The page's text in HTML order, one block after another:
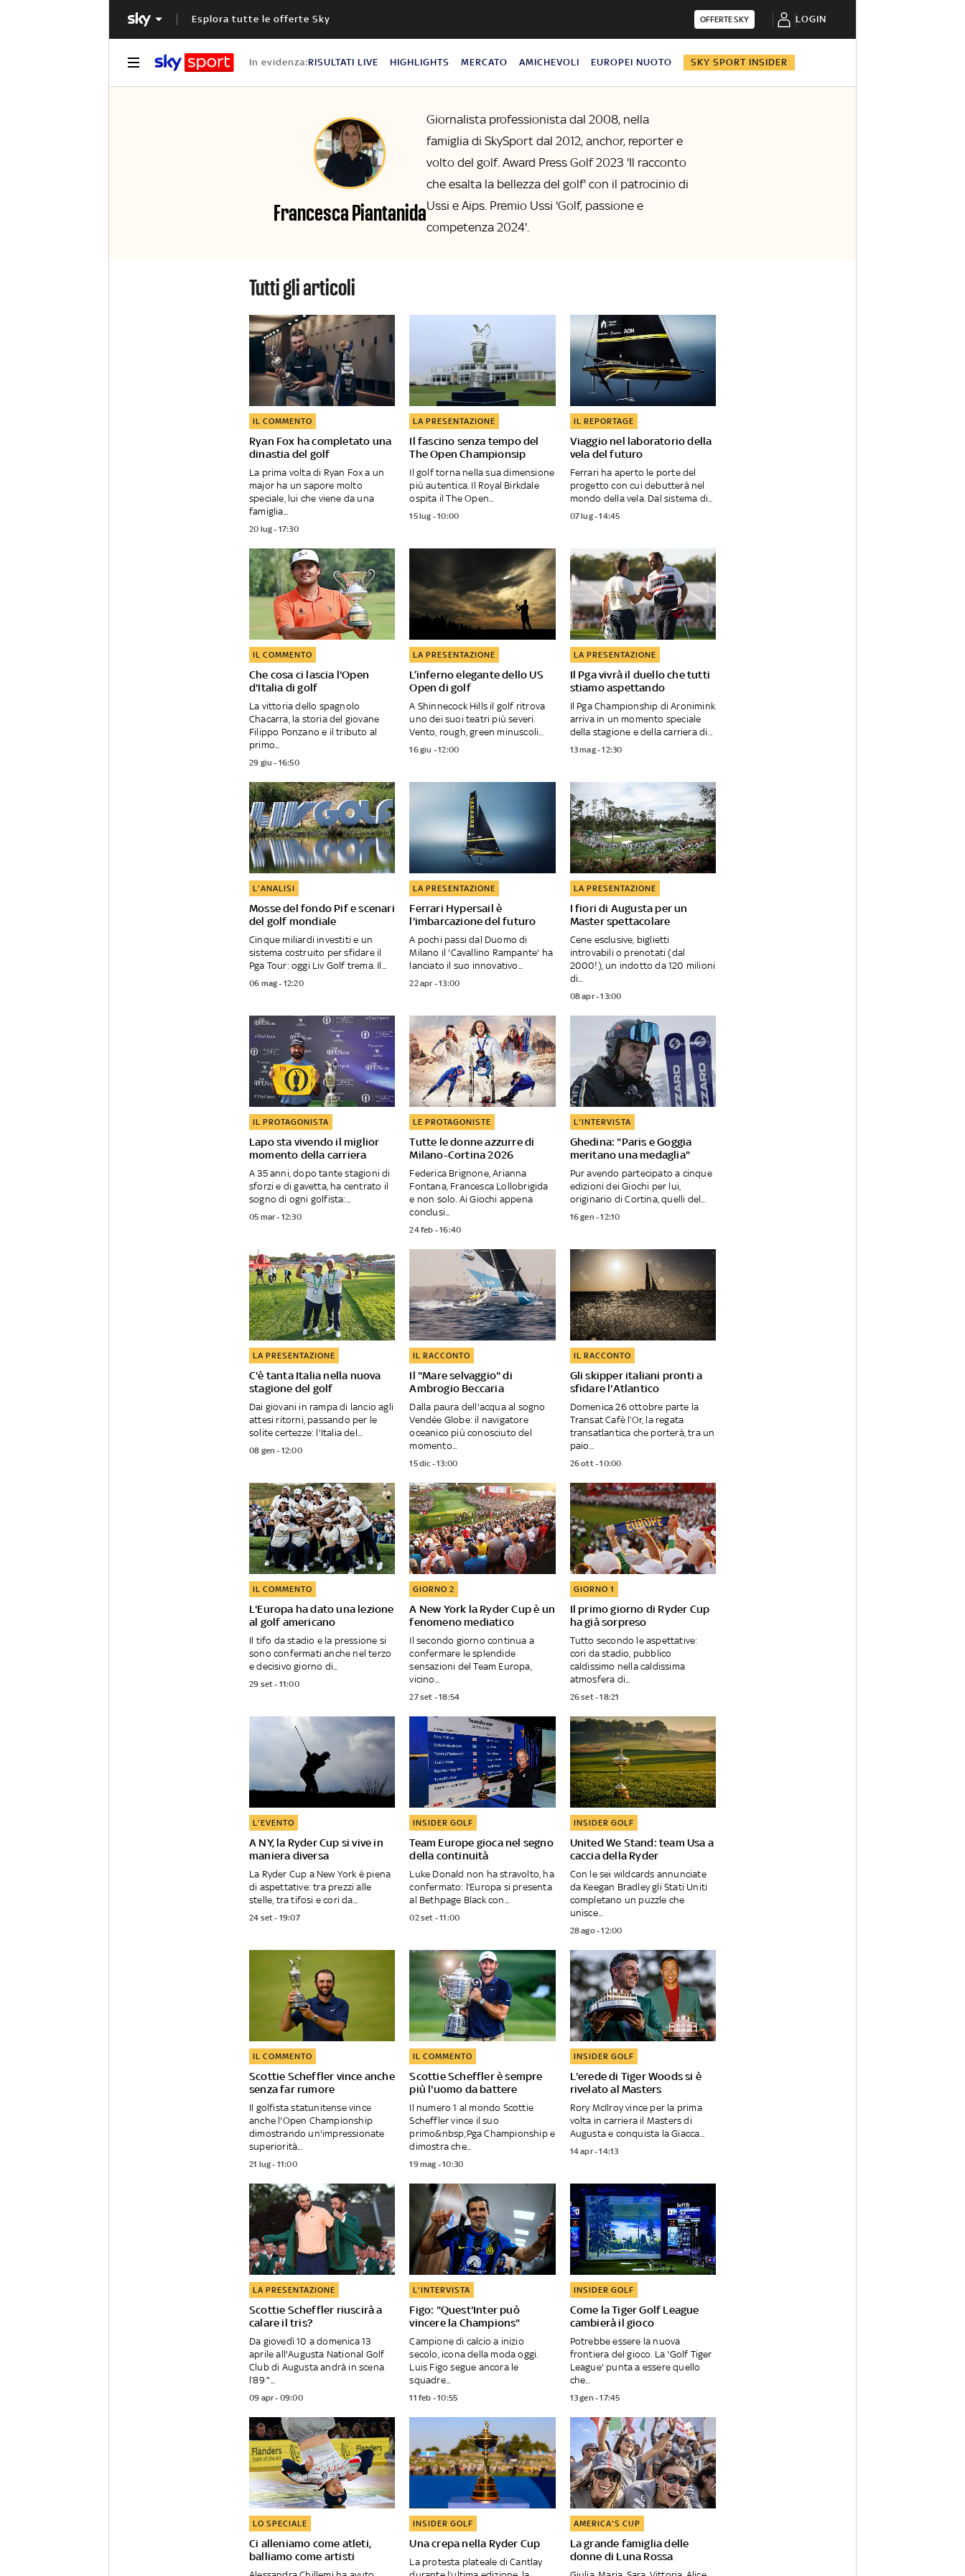
Esplora tutte le offerte Sky OFFERTE SKY LOGIN
In evidenza:RISULTATI LIVE HIGHLIGHTS MERCATO AMICHEVOLI EUROPEI NUOTO SKY SPORT INSIDER
Francesca Piantanida
Giornalista professionista dal 2008, nella
famiglia di SkySport dal 2012, anchor, reporter e
volto del golf. Award Press Golf 2023 'Il racconto
che esalta la bellezza del golf' con il patrocinio di
Ussi e Aips. Premio Ussi 'Golf, passione e
competenza 2024'.
tutti gli articoli
Ryan Fox ha completato una
dinastia del golf
IL COMMENTO
La prima volta di Ryan Fox a un
major ha un sapore molto
speciale, lui che viene da una
famiglia...
20 lug - 17:30
Il fascino senza tempo del
The Open Championsip
LA PRESENTAZIONE
Il golf torna nella sua dimensione
più autentica. Il Royal Birkdale
ospita il The Open...
15 lug - 10:00
Viaggio nel laboratorio della
vela del futuro
IL REPORTAGE
Ferrari ha aperto le porte del
progetto con cui debutterà nel
mondo della vela. Dal sistema di...
07 lug - 14:45
Che cosa ci lascia l'Open
d'Italia di golf
IL COMMENTO
La vittoria dello spagnolo
Chacarra, la storia del giovane
Filippo Ponzano e il tributo al
primo...
29 giu - 16:50
L’inferno elegante dello US
Open di golf
LA PRESENTAZIONE
A Shinnecock Hills il golf ritrova
uno dei suoi teatri più severi.
Vento, rough, green minuscoli...
16 giu - 12:00
Il Pga vivrà il duello che tutti
stiamo aspettando
LA PRESENTAZIONE
Il Pga Championship di Aronimink
arriva in un momento speciale
della stagione e della carriera di...
13 mag - 12:30
Mosse del fondo Pif e scenari
del golf mondiale
L'ANALISI
Cinque miliardi investiti e un
sistema costruito per sfidare il
Pga Tour: oggi Liv Golf trema. Il...
06 mag - 12:20
Ferrari Hypersail è
l'imbarcazione del futuro
LA PRESENTAZIONE
A pochi passi dal Duomo di
Milano il 'Cavallino Rampante' ha
lanciato il suo innovativo...
22 apr - 13:00
I fiori di Augusta per un
Master spettacolare
LA PRESENTAZIONE
Cene esclusive, biglietti
introvabili o prenotati (dal
2000!), un indotto da 120 milioni
di...
08 apr - 13:00
Lapo sta vivendo il miglior
momento della carriera
IL PROTAGONISTA
A 35 anni, dopo tante stagioni di
sforzi e di gavetta, ha centrato il
sogno di ogni golfista:...
05 mar - 12:30
Tutte le donne azzurre di
Milano-Cortina 2026
LE PROTAGONISTE
Federica Brignone, Arianna
Fontana, Francesca Lollobrigida
e non solo. Ai Giochi appena
conclusi...
24 feb - 16:40
Ghedina: "Paris e Goggia
meritano una medaglia"
L'INTERVISTA
Pur avendo partecipato a cinque
edizioni dei Giochi per lui,
originario di Cortina, quelli del...
16 gen - 12:10
C'è tanta Italia nella nuova
stagione del golf
LA PRESENTAZIONE
Dai giovani in rampa di lancio agli
attesi ritorni, passando per le
solite certezze: l'Italia del...
08 gen - 12:00
Il "Mare selvaggio" di
Ambrogio Beccaria
IL RACCONTO
Dalla paura dell'acqua al sogno
Vendée Globe: il navigatore
oceanico più conosciuto del
momento...
15 dic - 13:00
Gli skipper italiani pronti a
sfidare l'Atlantico
IL RACCONTO
Domenica 26 ottobre parte la
Transat Cafè l’Or, la regata
transatlantica che porterà, tra un
paio...
26 ott - 10:00
L'Europa ha dato una lezione
al golf americano
IL COMMENTO
Il tifo da stadio e la pressione si
sono confermati anche nel terzo
e decisivo giorno di...
29 set - 11:00
A New York la Ryder Cup è un
fenomeno mediatico
GIORNO 2
Il secondo giorno continua a
confermare le splendide
sensazioni del Team Europa,
vicino...
27 set - 18:54
Il primo giorno di Ryder Cup
ha già sorpreso
GIORNO 1
Tutto secondo le aspettative:
cori da stadio, pubblico
caldissimo nella caldissima
atmosfera di...
26 set - 18:21
A NY, la Ryder Cup si vive in
maniera diversa
L'EVENTO
La Ryder Cup a New York è piena
di aspettative: tra prezzi alle
stelle, tra tifosi e cori da...
24 set - 19:07
Team Europe gioca nel segno
della continuità
INSIDER GOLF
Luke Donald non ha stravolto, ha
confermato: l’Europa si presenta
al Bethpage Black con...
02 set - 11:00
United We Stand: team Usa a
caccia della Ryder
INSIDER GOLF
Con le sei wildcards annunciate
da Keegan Bradley gli Stati Uniti
completano un puzzle che
unisce...
28 ago - 12:00
Scottie Scheffler vince anche
senza far rumore
IL COMMENTO
Il golfista statunitense vince
anche l'Open Championship
dimostrando un'impressionate
superiorità...
21 lug - 11:00
Scottie Scheffler è sempre
più l'uomo da battere
IL COMMENTO
Il numero 1 al mondo Scottie
Scheffler vince il suo
primo&nbsp;Pga Championship e
dimostra che...
19 mag - 10:30
L'erede di Tiger Woods si è
rivelato al Masters
INSIDER GOLF
Rory McIlroy vince per la prima
volta in carriera il Masters di
Augusta e conquista la Giacca...
14 apr - 14:13
Scottie Scheffler riuscirà a
calare il tris?
LA PRESENTAZIONE
Da giovedì 10 a domenica 13
aprile all'Augusta National Golf
Club di Augusta andrà in scena
l’89^...
09 apr - 09:00
Figo: "Quest'Inter può
vincere la Champions"
L'INTERVISTA
Campione di calcio a inizio
secolo, icona della moda oggi.
Luis Figo segue ancora le
squadre...
11 feb - 10:55
Come la Tiger Golf League
cambierà il gioco
INSIDER GOLF
Potrebbe essere la nuova
frontiera del gioco. La 'Golf Tiger
League' punta a essere quello
che...
13 gen - 17:45
Ci alleniamo come atleti,
balliamo come artisti
LO SPECIALE
Una crepa nella Ryder Cup
INSIDER GOLF
La protesta plateale di Cantlay
La grande famiglia delle
donne di Luna Rossa
AMERICA'S CUP